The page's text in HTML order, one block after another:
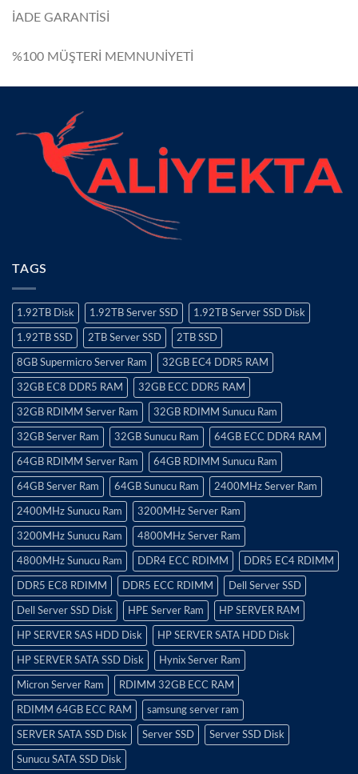
İADE GARANTİSİ
%100 MÜŞTERİ MEMNUNİYETİ
TAGS
1.92TB Disk 1.92TB Server SSD 1.92TB Server SSD Disk
1.92TB SSD 2TB Server SSD 2TB SSD
8GB Supermicro Server Ram 32GB EC4 DDR5 RAM
32GB EC8 DDR5 RAM 32GB ECC DDR5 RAM
32GB RDIMM Server Ram 32GB RDIMM Sunucu Ram
32GB Server Ram 32GB Sunucu Ram 64GB ECC DDR4 RAM
64GB RDIMM Server Ram 64GB RDIMM Sunucu Ram
64GB Server Ram 64GB Sunucu Ram 2400MHz Server Ram
2400MHz Sunucu Ram 3200MHz Server Ram
3200MHz Sunucu Ram 4800MHz Server Ram
4800MHz Sunucu Ram DDR4 ECC RDIMM DDR5 EC4 RDIMM
DDR5 EC8 RDIMM DDR5 ECC RDIMM Dell Server SSD
Dell Server SSD Disk HPE Server Ram HP SERVER RAM
HP SERVER SAS HDD Disk HP SERVER SATA HDD Disk
HP SERVER SATA SSD Disk Hynix Server Ram
Micron Server Ram RDIMM 32GB ECC RAM
RDIMM 64GB ECC RAM samsung server ram
SERVER SATA SSD Disk Server SSD Server SSD Disk
Sunucu SATA SSD Disk